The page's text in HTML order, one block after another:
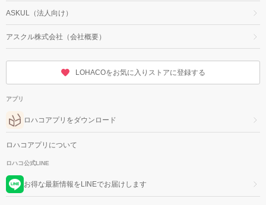
ASKUL（法人向け）
アスクル株式会社（会社概要）
LOHACOをお気に入りストアに登録する
アプリ
ロハコアプリをダウンロード
ロハコアプリについて
ロハコ公式LINE
お得な最新情報をLINEでお届けします